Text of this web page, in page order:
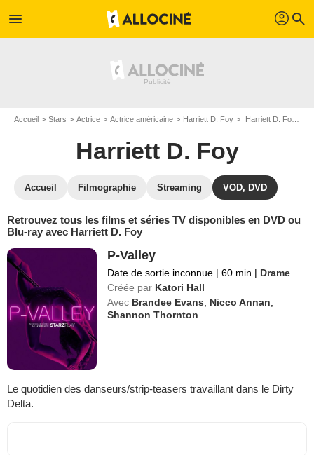
menu profil search
Accueil Stars Actrice Actrice américaine Harriett D. Foy Harriett D. Foy : ses Blu-Ray, DVD, VOD, SVOD
Harriett D. Foy
Accueil Filmographie Streaming VOD, DVD
Retrouvez tous les films et séries TV disponibles en DVD ou
Blu-ray avec Harriett D. Foy
P-Valley
Date de sortie inconnue | 60 min | Drame
Créée par Katori Hall
Avec Brandee Evans Nicco Annan
Shannon Thornton
Le quotidien des danseurs/strip-teasers travaillant dans le Dirty
Delta.